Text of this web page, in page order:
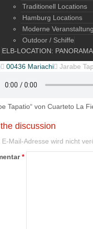
Traditionell Locations
Hamburg Locations
Moderne
Outdoor / Schiffe
ELB-LOCATION:
 00436 Mariachi Jarabe
Tapatio“ von Cuarteto La
discussion
E-Mail-Adresse wird nicht
*